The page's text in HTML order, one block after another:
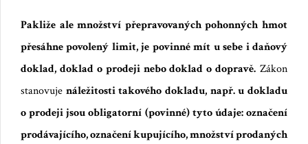
Pakliže ale množství přepravovaných pohonných hmot
přesáhne povolený limit, je povinné mít u sebe i daňový
doklad, doklad o prodeji nebo doklad o dopravě. Zákon
stanovuje náležitosti takového dokladu, např. u dokladu
o prodeji jsouobligatorní (povinné)tyto údaje: označení
prodávajícího, označení kupujícího, množství prodaných